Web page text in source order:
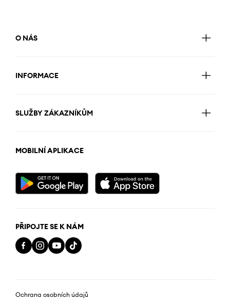
O NÁS
INFORMACE
SLUŽBY ZÁKAZNÍKŮM
MOBILNÍ APLIKACE
PŘIPOJTE SE K NÁM
Ochrana osobních údajů